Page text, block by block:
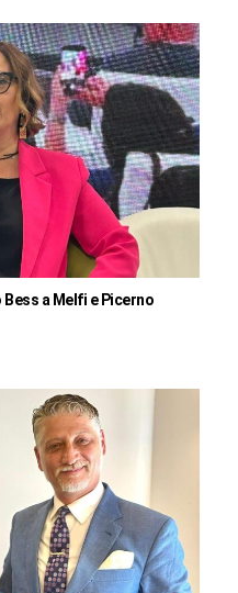
a Melfi e Picerno